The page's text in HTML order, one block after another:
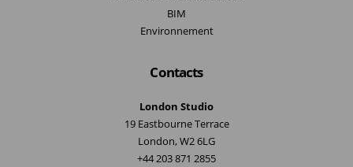
BIM
Environnement
Contacts
London Studio
19 Eastbourne Terrace
London, W2 6LG
+44 203 871 2855